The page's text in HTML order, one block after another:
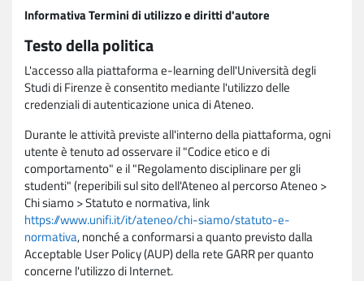
Informativa Termini di utilizzo e diritti d'autore
Testo della politica
L'accesso alla piattaforma e-learning dell'Università degli
Studi di Firenze è consentito mediante l'utilizzo delle
credenziali di autenticazione unica di Ateneo.
Durante le attività previste all'interno della piattaforma, ogni
utente è tenuto ad osservare il "Codice etico e di
comportamento" e il "Regolamento disciplinare per gli
studenti" (reperibili sul sito dell'Ateneo al percorso Ateneo >
Chi siamo > Statuto e normativa, link
https://www.unifi.it/it/ateneo/chi-siamo/statuto-e-
normativa, nonché a conformarsi a quanto previsto dalla
Acceptable User Policy (AUP) della rete GARR per quanto
concerne l'utilizzo di Internet.